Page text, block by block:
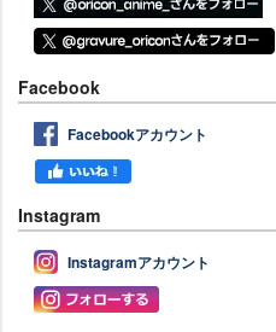
Facebook
Facebookアカウント
Instagram
Instagramアカウント